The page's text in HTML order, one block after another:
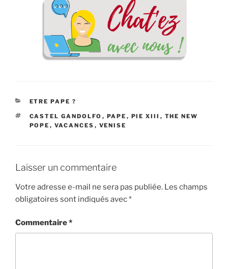
CATÉGORIES
ETRE PAPE ?
ÉTIQUETTES
CASTEL GANDOLFO , PAPE , PIE XIII , THE NEW
POPE , VACANCES , VENISE
Laisser un commentaire
Votre adresse e-mail ne sera pas publiée. Les champs
obligatoires sont indiqués avec*
Commentaire*